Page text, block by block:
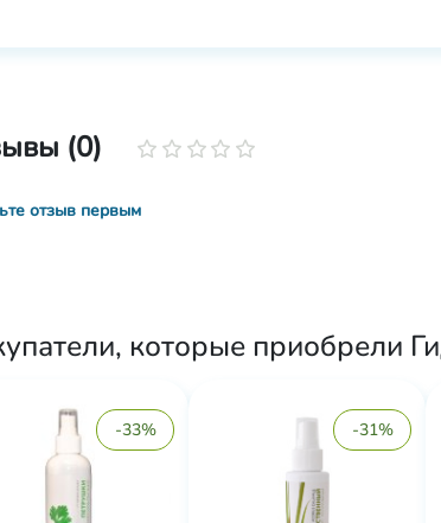
(0)
отзыв первым
которые приобрели
-33% -31%